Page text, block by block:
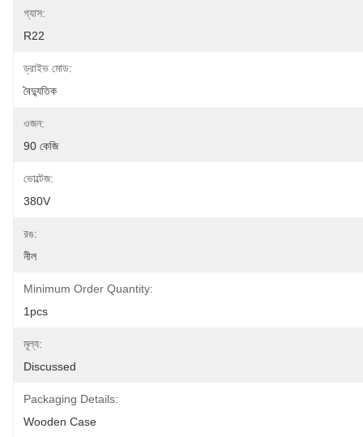
গ্যাস:
R22
ড্রাইভ মোড:
বৈদ্যুতিক
ওজন:
90 কেজি
ভোল্টেজ:
380V
রঙ:
নীল
Minimum Order Quantity:
1pcs
মূল্য:
Discussed
Packaging Details:
Wooden Case